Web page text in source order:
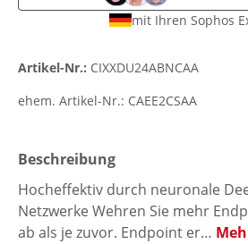
mit Ihren Sophos
Artikel-Nr.: CIXXDU24ABNCAA
ehem. Artikel-Nr.: CAEE2CSAA
Beschreibung
Hocheffektiv durch neuronale
Netzwerke Wehren Sie mehr
ab als je zuvor. Endpoint er…